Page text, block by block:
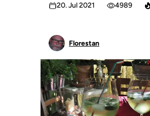
20. Jul 2021 4989
Florestan